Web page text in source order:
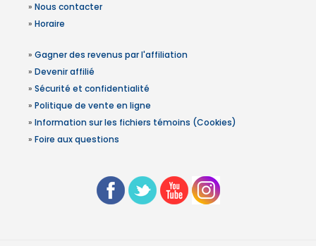
» Nous contacter
» Horaire
» Gagner des revenus par l'affiliation
» Devenir affilié
» Sécurité et confidentialité
» Politique de vente en ligne
» Information sur les fichiers témoins (Cookies)
» Foire aux questions